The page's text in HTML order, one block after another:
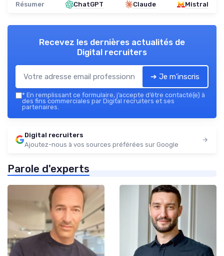
Résumer ChatGPT Claude Mistral
Recevez les dernières actualités de
Digital recruiters
➔ Je m'inscris
* En remplissant ce formulaire, j’accepte d’être contacté(e) à
des fins commerciales par Digital recruiters et ses
partenaires.
Digital recruiters
Ajoutez-nous à vos sources préférées sur Google
Parole d'experts